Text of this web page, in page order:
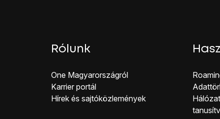
Rólunk
One Magyar országról
Karrier portál
Hírek és sajtóközlemények